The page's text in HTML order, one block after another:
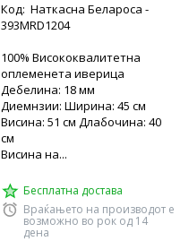
Код: Наткасна Белароса -
393MRD1204
100% Висококвалитетна
оплеменета иверица
Дебелина: 18 мм
Диемнзии: Ширина: 45 см
Висина: 51 см Длабочина: 40
см
Висина на...
Бесплатна достава
Враќањето на производот е
возможно во рок од 14
дена